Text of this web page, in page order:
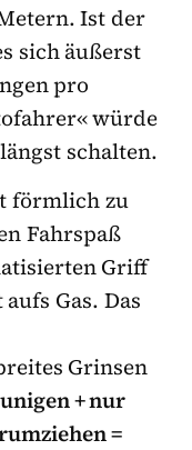
Ist der
sich äußerst
pro
würde
schalten.
förmlich zu
Fahrspaß
Griff
Gas. Das
Grinsen
+ nur
=